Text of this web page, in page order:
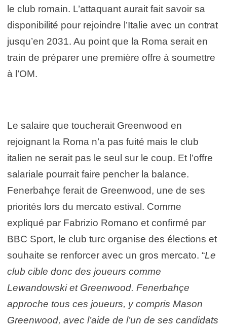
le club romain. L’attaquant aurait fait savoir sa
disponibilité pour rejoindre l’Italie avec un contrat
jusqu’en 2031. Au point que la Roma serait en
train de préparer une première offre à soumettre
à l’OM.
Le salaire que toucherait Greenwood en
rejoignant la Roma n’a pas fuité mais le club
italien ne serait pas le seul sur le coup. Et l’offre
salariale pourrait faire pencher la balance.
Fenerbahçe ferait de Greenwood, une de ses
priorités lors du mercato estival. Comme
expliqué par Fabrizio Romano et confirmé par
BBC Sport, le club turc organise des élections et
souhaite se renforcer avec un gros mercato. “Le
club cible donc des joueurs comme
Lewandowski et Greenwood. Fenerbahçe
approche tous ces joueurs, y compris Mason
Greenwood, avec l’aide de l’un de ses candidats